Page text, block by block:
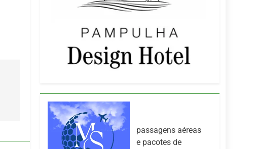
passagens aéreas
e pacotes de